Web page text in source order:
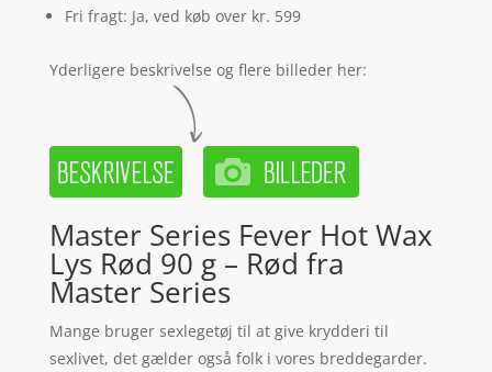
Fri fragt: Ja, ved køb over kr. 599
Yderligere beskrivelse og flere billeder her:
Master Series Fever Hot Wax
Lys Rød 90 g – Rød fra
Master Series
Mange bruger sexlegetøj til at give krydderi til
sexlivet, det gælder også folk i vores breddegarder.